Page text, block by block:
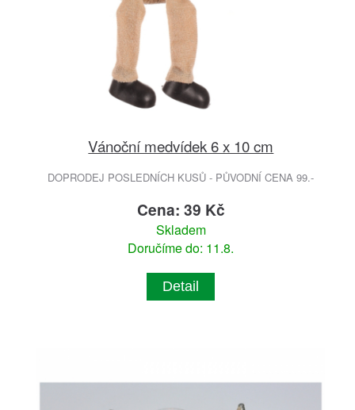
Vánoční medvídek 6 x 10 cm
DOPRODEJ POSLEDNÍCH KUSŮ - PŮVODNÍ CENA 99.-
Cena: 39 Kč
Skladem
Doručíme do: 11.8.
Detail